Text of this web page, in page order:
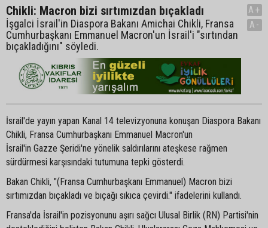
Chikli: Macron bizi sırtımızdan bıçakladı
İşgalci İsrail'in Diaspora Bakanı Amichai Chikli, Fransa
Cumhurbaşkanı Emmanuel Macron'un İsrail'i "sırtından
bıçakladığını" söyledi.
A+
A-
İsrail'de yayın yapan Kanal 14 televizyonuna konuşan Diaspora Bakanı
Chikli, Fransa Cumhurbaşkanı Emmanuel Macron'un
İsrail'in Gazze Şeridi'ne yönelik saldırılarını ateşkese rağmen
sürdürmesi karşısındaki tutumuna tepki gösterdi.
Bakan Chikli, "(Fransa Cumhurbaşkanı Emmanuel) Macron bizi
sırtımızdan bıçakladı ve bıçağı sıkıca çevirdi." ifadelerini kullandı.
Fransa'da İsrail'in pozisyonunu aşırı sağcı Ulusal Birlik (RN) Partisi'nin